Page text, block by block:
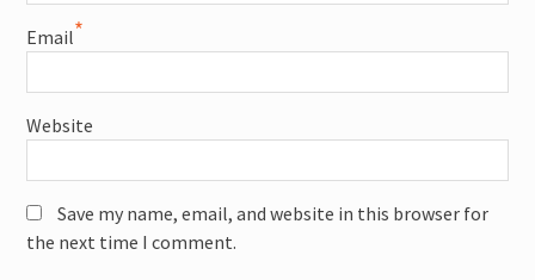
Email*
Website
Save my name, email, and website in this browser for
the next time I comment.